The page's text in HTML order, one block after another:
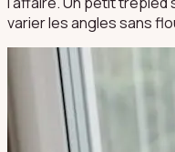
varier les angles sans